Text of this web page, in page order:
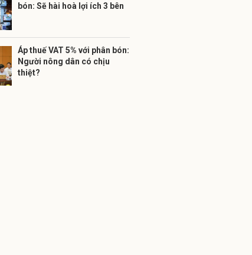
bón: Sẽ hài hoà lợi ích 3 bên
Áp thuế VAT 5% với phân bón:
Người nông dân có chịu
thiệt?